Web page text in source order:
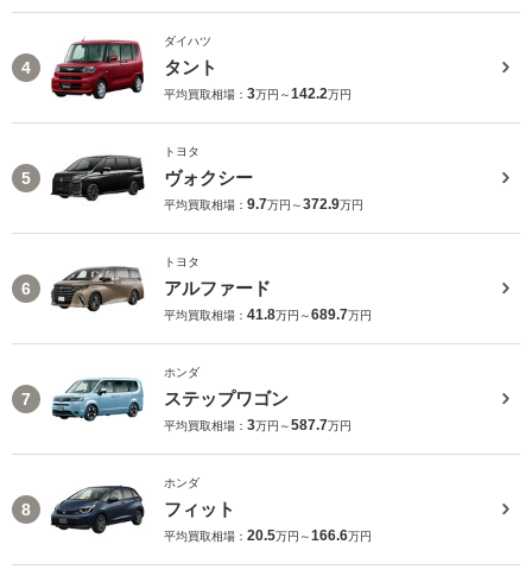
4
ダイハツ
タント
平均買取相場： 3万円～142.2万円
5
トヨタ
ヴォクシー
平均買取相場： 9.7万円～372.9万円
6
トヨタ
アルファード
平均買取相場： 41.8万円～689.7万円
7
ホンダ
ステップワゴン
平均買取相場： 3万円～587.7万円
8
ホンダ
フィット
平均買取相場： 20.5万円～166.6万円